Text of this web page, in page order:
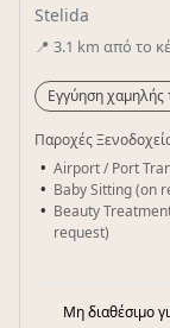
Stelida
📍 3.1 km από το
Εγγύηση χαμηλής
Παροχές
Airport / Port
Baby Sitting (on
Beauty
request)
Μη διαθέσιμο